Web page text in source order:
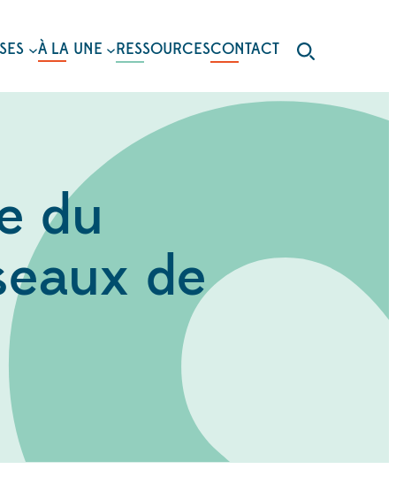
À LA UNE RESSOURCESCONTACT
du
de